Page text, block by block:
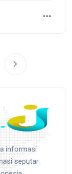
informasi
seputar